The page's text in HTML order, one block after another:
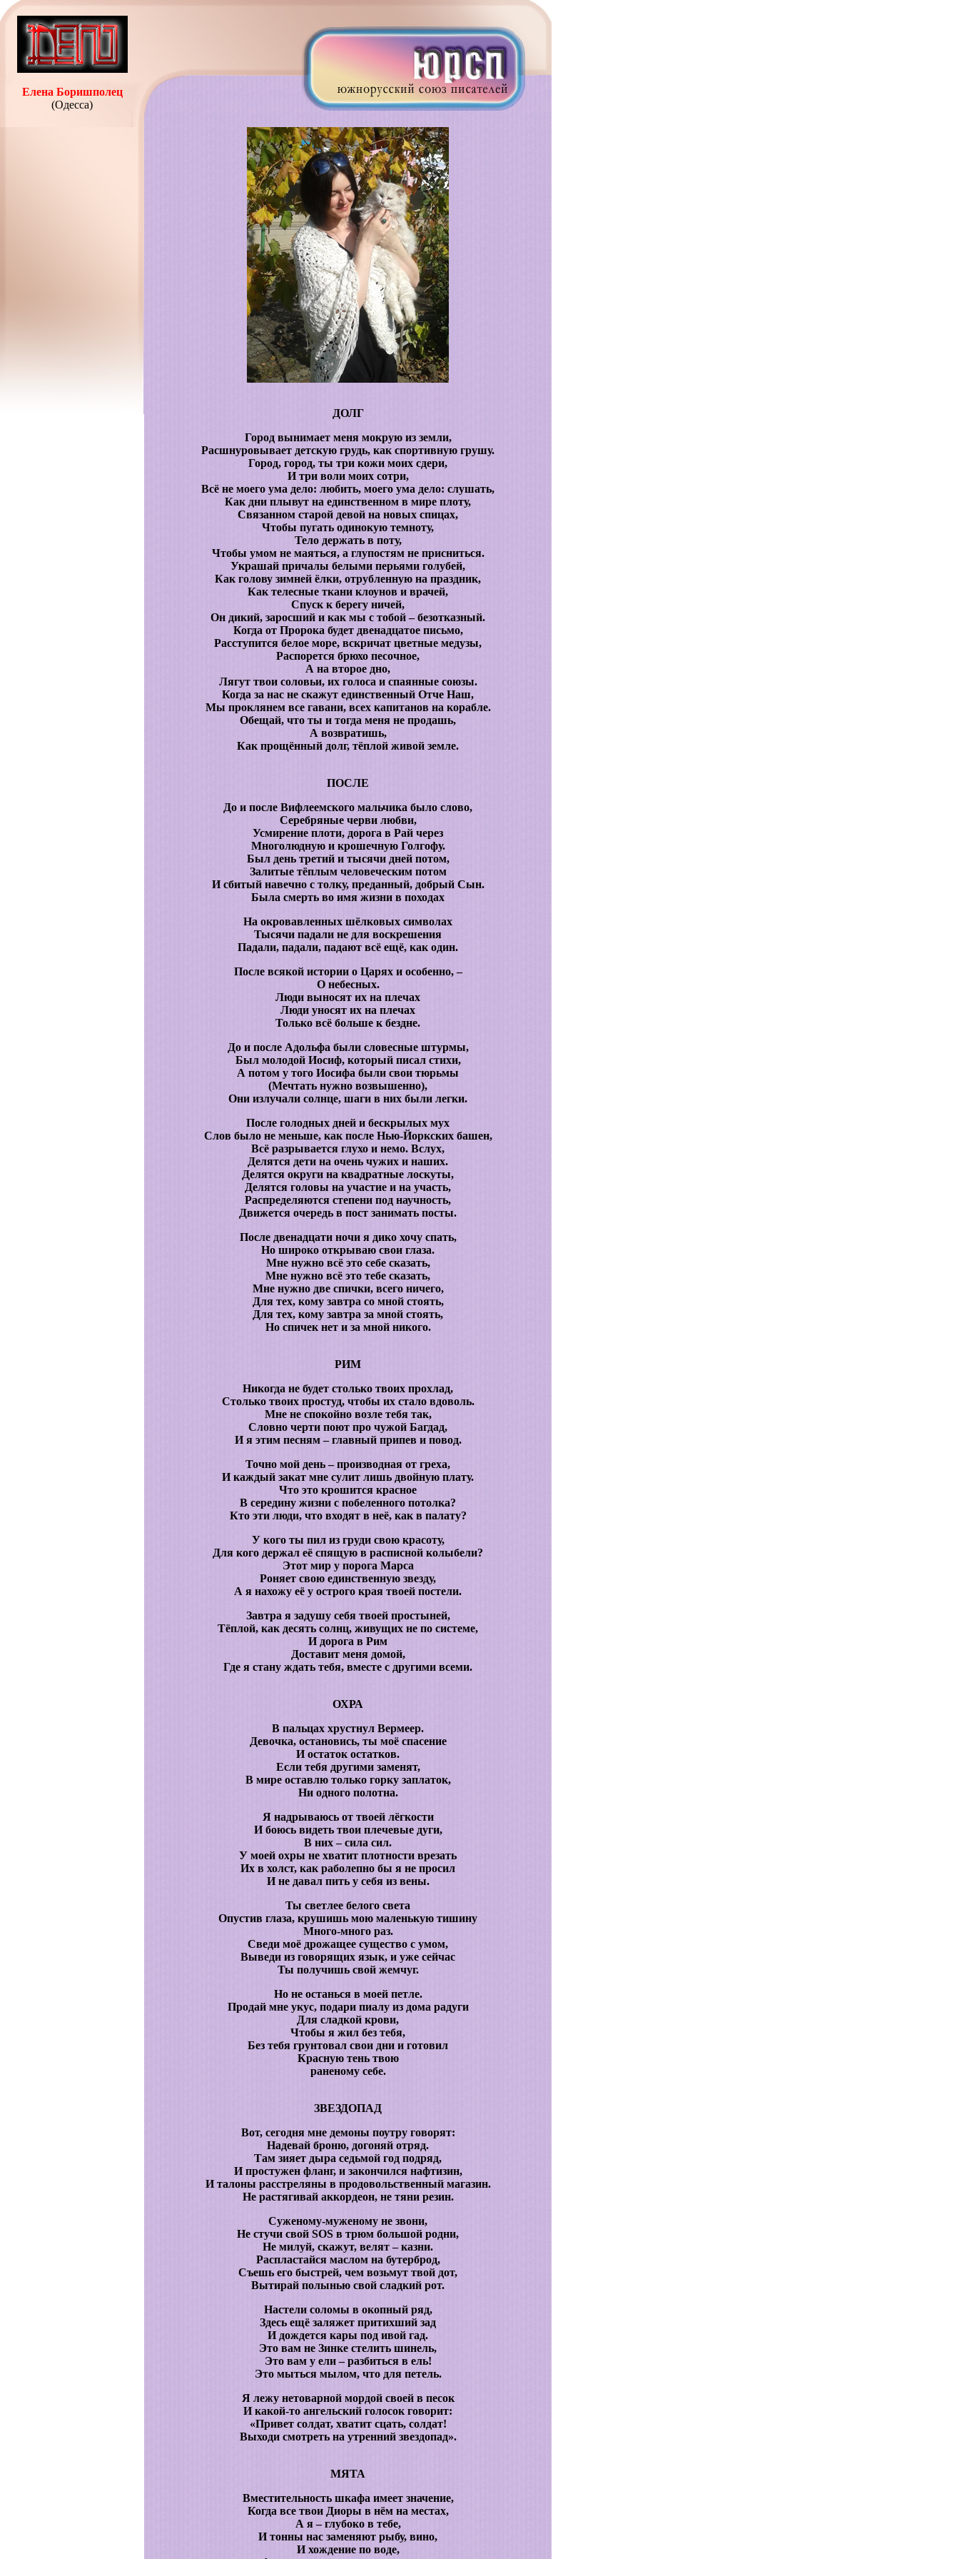
Елена Боришполец
(Одесса)
ДОЛГ
Город вынимает меня мокрую из земли,
Расшнуровывает детскую грудь, как спортивную грушу.
Город, город, ты три кожи моих сдери,
И три воли моих сотри,
Всё не моего ума дело: любить, моего ума дело: слушать,
Как дни плывут на единственном в мире плоту,
Связанном старой девой на новых спицах,
Чтобы пугать одинокую темноту,
Тело держать в поту,
Чтобы умом не маяться, а глупостям не присниться.
Украшай причалы белыми перьями голубей,
Как голову зимней ёлки, отрубленную на праздник,
Как телесные ткани клоунов и врачей,
Спуск к берегу ничей,
Он дикий, заросший и как мы с тобой – безотказный.
Когда от Пророка будет двенадцатое письмо,
Расступится белое море, вскричат цветные медузы,
Распорется брюхо песочное,
А на второе дно,
Лягут твои соловьи, их голоса и спаянные союзы.
Когда за нас не скажут единственный Отче Наш,
Мы проклянем все гавани, всех капитанов на корабле.
Обещай, что ты и тогда меня не продашь,
А возвратишь,
Как прощённый долг, тёплой живой земле.
ПОСЛЕ
До и после Вифлеемского мальчика было слово,
Серебряные черви любви,
Усмирение плоти, дорога в Рай через
Многолюдную и крошечную Голгофу.
Был день третий и тысячи дней потом,
Залитые тёплым человеческим потом
И сбитый навечно с толку, преданный, добрый Сын.
Была смерть во имя жизни в походах
На окровавленных шёлковых символах
Тысячи падали не для воскрешения
Падали, падали, падают всё ещё, как один.
После всякой истории о Царях и особенно, –
О небесных.
Люди выносят их на плечах
Люди уносят их на плечах
Только всё больше к бездне.
До и после Адольфа были словесные штурмы,
Был молодой Иосиф, который писал стихи,
А потом у того Иосифа были свои тюрьмы
(Мечтать нужно возвышенно),
Они излучали солнце, шаги в них были легки.
После голодных дней и бескрылых мух
Слов было не меньше, как после Нью-Йоркских башен,
Всё разрывается глухо и немо. Вслух,
Делятся дети на очень чужих и наших.
Делятся округи на квадратные лоскуты,
Делятся головы на участие и на участь,
Распределяются степени под научность,
Движется очередь в пост занимать посты.
После двенадцати ночи я дико хочу спать,
Но широко открываю свои глаза.
Мне нужно всё это себе сказать,
Мне нужно всё это тебе сказать,
Мне нужно две спички, всего ничего,
Для тех, кому завтра со мной стоять,
Для тех, кому завтра за мной стоять,
Но спичек нет и за мной никого.
РИМ
Никогда не будет столько твоих прохлад,
Столько твоих простуд, чтобы их стало вдоволь.
Мне не спокойно возле тебя так,
Словно черти поют про чужой Багдад,
И я этим песням – главный припев и повод.
Точно мой день – производная от греха,
И каждый закат мне сулит лишь двойную плату.
Что это крошится красное
В середину жизни с побеленного потолка?
Кто эти люди, что входят в неё, как в палату?
У кого ты пил из груди свою красоту,
Для кого держал её спящую в расписной колыбели?
Этот мир у порога Марса
Роняет свою единственную звезду,
А я нахожу её у острого края твоей постели.
Завтра я задушу себя твоей простыней,
Тёплой, как десять солнц, живущих не по системе,
И дорога в Рим
Доставит меня домой,
Где я стану ждать тебя, вместе с другими всеми.
ОХРА
В пальцах хрустнул Вермеер.
Девочка, остановись, ты моё спасение
И остаток остатков.
Если тебя другими заменят,
В мире оставлю только горку заплаток,
Ни одного полотна.
Я надрываюсь от твоей лёгкости
И боюсь видеть твои плечевые дуги,
В них – сила сил.
У моей охры не хватит плотности врезать
Их в холст, как раболепно бы я не просил
И не давал пить у себя из вены.
Ты светлее белого света
Опустив глаза, крушишь мою маленькую тишину
Много-много раз.
Сведи моё дрожащее существо с умом,
Выведи из говорящих язык, и уже сейчас
Ты получишь свой жемчуг.
Но не останься в моей петле.
Продай мне укус, подари пиалу из дома радуги
Для сладкой крови,
Чтобы я жил без тебя,
Без тебя грунтовал свои дни и готовил
Красную тень твою
раненому себе.
ЗВЕЗДОПАД
Вот, сегодня мне демоны поутру говорят:
Надевай броню, догоняй отряд.
Там зияет дыра седьмой год подряд,
И простужен фланг, и закончился нафтизин,
И талоны расстреляны в продовольственный магазин.
Не растягивай аккордеон, не тяни резин.
Суженому-муженому не звони,
Не стучи свой SOS в трюм большой родни,
Не милуй, скажут, велят – казни.
Распластайся маслом на бутерброд,
Съешь его быстрей, чем возьмут твой дот,
Вытирай полынью свой сладкий рот.
Настели соломы в окопный ряд,
Здесь ещё заляжет притихший зад
И дождется кары под ивой гад.
Это вам не Зинке стелить шинель,
Это вам у ели – разбиться в ель!
Это мыться мылом, что для петель.
Я лежу нетоварной мордой своей в песок
И какой-то ангельский голосок говорит:
«Привет солдат, хватит сцать, солдат!
Выходи смотреть на утренний звездопад».
МЯТА
Вместительность шкафа имеет значение,
Когда все твои Диоры в нём на местах,
А я – глубоко в тебе,
И тонны нас заменяют рыбу, вино,
И хождение по воде,